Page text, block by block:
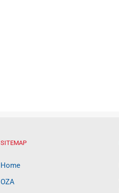
SITEMAP
Home
OZA